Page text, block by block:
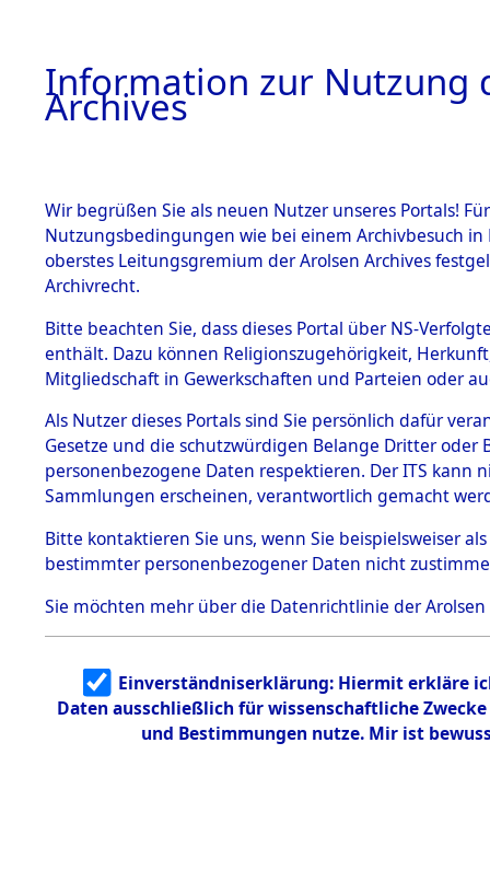
BESTÄNDE
1.
mente
5. Verschiedenes
5.3
Todesmärsche
5.3.1 Alliierte
Erhebungen
zu
Todesmärsch
en
5.3.2
Identifizierun
g
5.3.3
Todesmärsch
der UN-
Checking")
Information zur Nutzung
Archives
Wir begrüßen Sie als neuen Nutzer unseres Portals!
Nutzungsbedingungen wie bei einem Archivbesuch
oberstes Leitungsgremium der Arolsen Archives
Archivrecht.
Bitte beachten Sie, dass dieses Portal über NS-
enthält. Dazu können Religionszugehörigkeit,
Mitgliedschaft in Gewerkschaften und Parteien oder
Als Nutzer dieses Portals sind Sie persönlich dafür
Gesetze und die schutzwürdigen Belange Dritter
personenbezogene Daten respektieren. Der ITS
Sammlungen erscheinen, verantwortlich gemacht
Bitte kontaktieren Sie uns, wenn Sie beispielsweiser
bestimmter personenbezogener Daten nicht
Sie möchten mehr über die Datenrichtlinie der Arolsen
Einverständniserklärung: Hiermit erkläre
Daten ausschließlich für wissenschaftliche
und Bestimmungen nutze. Mir ist